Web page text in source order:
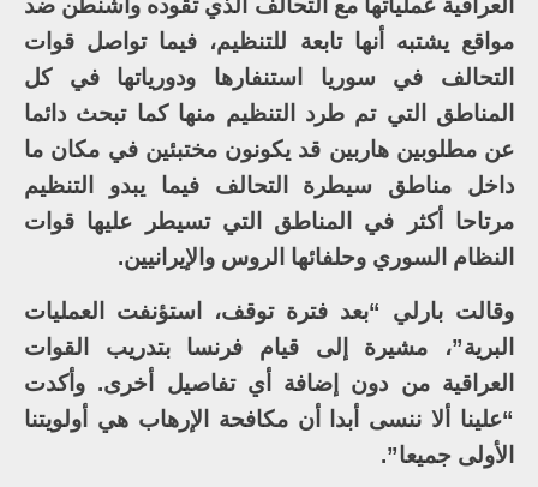
مواقع يشتبه أنها تابعة للتنظيم، فيما تواصل قوات
التحالف في سوريا استنفارها ودورياتها في كل
المناطق التي تم طرد التنظيم منها كما تبحث دائما
عن مطلوبين هاربين قد يكونون مختبئين في مكان ما
داخل مناطق سيطرة التحالف فيما يبدو التنظيم
مرتاحا أكثر في المناطق التي تسيطر عليها قوات
النظام السوري وحلفائها الروس والإيرانيين.
وقالت بارلي “بعد فترة توقف، استؤنفت العمليات
البرية”، مشيرة إلى قيام فرنسا بتدريب القوات
العراقية من دون إضافة أي تفاصيل أخرى. وأكدت
“علينا ألا ننسى أبدا أن مكافحة الإرهاب هي أولويتنا
الأولى جميعا”.